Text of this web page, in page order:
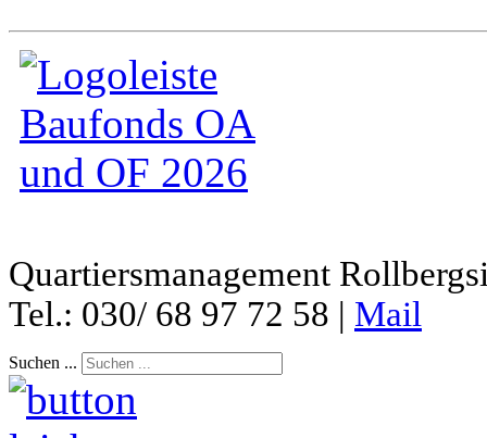
Quartiersmanagement
Tel.: 030/ 68 97 72 58 | Mail
Suchen ...